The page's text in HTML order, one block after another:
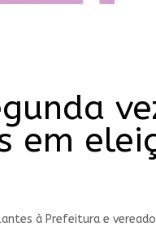
em
à Prefeitura e